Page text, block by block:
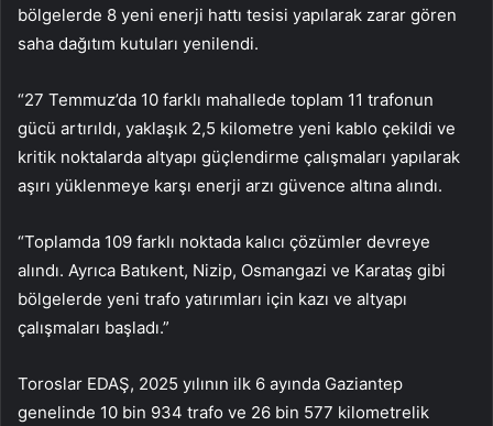
bölgelerde 8 yeni enerji hattı tesisi yapılarak zarar gören
saha dağıtım kutuları yenilendi.
“27 Temmuz’da 10 farklı mahallede toplam 11 trafonun
gücü artırıldı, yaklaşık 2,5 kilometre yeni kablo çekildi ve
kritik noktalarda altyapı güçlendirme çalışmaları yapılarak
aşırı yüklenmeye karşı enerji arzı güvence altına alındı.
“Toplamda 109 farklı noktada kalıcı çözümler devreye
alındı. Ayrıca Batıkent, Nizip, Osmangazi ve Karataş gibi
bölgelerde yeni trafo yatırımları için kazı ve altyapı
çalışmaları başladı.”
Toroslar EDAŞ, 2025 yılının ilk 6 ayında Gaziantep
genelinde 10 bin 934 trafo ve 26 bin 577 kilometrelik